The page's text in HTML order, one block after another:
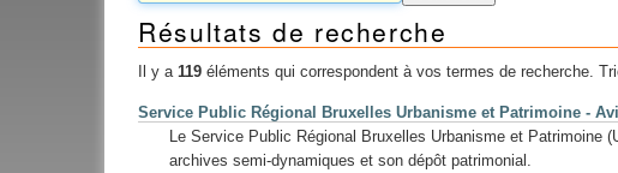
Résultats de recherche
Il y a 119 éléments qui correspondent à vos termes de recherche.
Service Public Régional Bruxelles Urbanisme et Patrimoine -
Le Service Public Régional Bruxelles Urbanisme et
archives semi-dynamiques et son dépôt patrimonial.